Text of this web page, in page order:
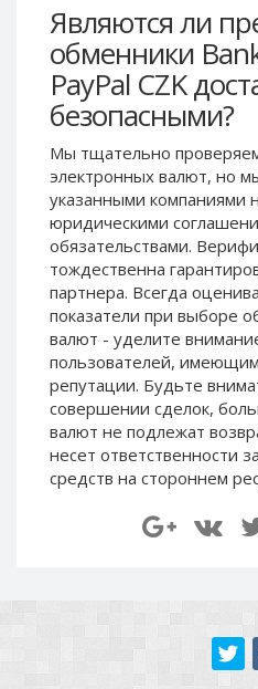
Являются ли
обменники
PayPal CZK
безопасными?
Мы тщательно
электронных валют, но
указанными компаниями
юридическими
обязательствами.
тождественна
партнера. Всегда
показатели при выборе
валют - уделите
пользователей,
репутации. Будьте
совершении сделок,
валют не подлежат
несет ответственности
средств на стороннем
PaySera USD
PaySera EUR
PaySera PLN
AliPay CNY
UnionPay CNY
Paymer USD
Paymer RUB
Paymer UAH
Capitalist USD
Capitalist RUB
Capitalist EUR
Payoneer USD
Payoneer EUR
Revolut Binance USD
(BUSD)
Revolut USD
Piastrix EUR